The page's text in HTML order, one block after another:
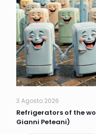
3 Agosto 2026
Refrigerators of the
Gianni Peteani)